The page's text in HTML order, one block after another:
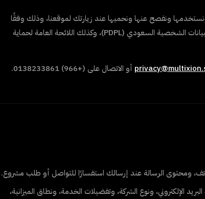
ونفصح عنها ونحميها عند زيارتك لموقعنا، وذلك وفقًا
قوانين حماية البيانات المعمول بها، بما في ذلك نظام حماية البيانات الشخصية السعودي (PDPL)، وكذلك اللائحة العامة لحماية
أو الاتصال على (+966) 0138233861
.
ومحتوى الرسالة عند إرسالك استفسارًا للتواصل أو طلب مشروع.
الإلكتروني، ونوع الشركة، وتفضيلات الخدمة، ونطاق الميزانية،